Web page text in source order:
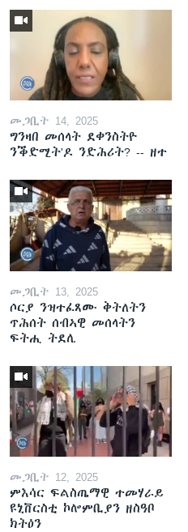
መጋቢት 14, 2025
ግንዛበ መሰላት ደቀንስትዮ
ንቕድሚት'ዶ ንድሕሪት? -- ዘተ
መጋቢት 13, 2025
ሶርያ ንዝተፈጸሙ ቅትለትን
ጥሕሰት ሰብኣዊ መሰላትን
ፍትሒ ትደሊ
መጋቢት 12, 2025
ምእሳር ፍልስጤማዊ ተመሃራይ
ዩኒቨርስቲ ኮሎምቢያን ዘስዓቦ
ክትዕን